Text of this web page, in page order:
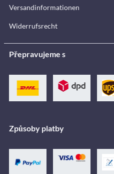
Versandinformationen
Widerrufsrecht
Přepravujeme s
Způsoby platby